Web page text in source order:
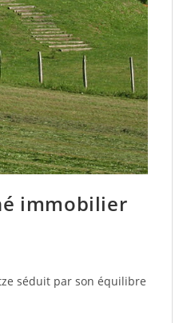
immobilier
séduit par son équilibre